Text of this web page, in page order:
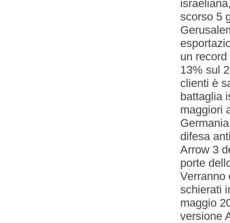
scorso 5
un
13% sul
clienti è
battaglia
maggiori
difesa
Arrow 3
porte
Verranno
schierati
maggio
versione